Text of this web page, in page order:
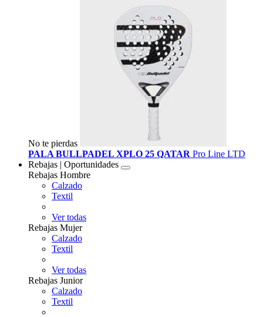
No te pierdas
PALA BULLPADEL XPLO 25 QATAR Pro Line LTD
Rebajas | Oportunidades
Rebajas Hombre
Calzado
Textil
Ver todas
Rebajas Mujer
Calzado
Textil
Ver todas
Rebajas Junior
Calzado
Textil